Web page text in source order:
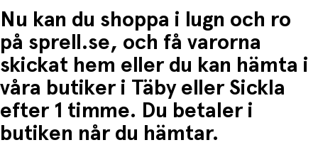
Nu kan du shoppa i lugn och ro
på sprell.se, och få varorna
skickat hem eller du kan hämta i
våra butiker i Täby eller Sickla
efter 1 timme. Du betaler i
butiken når du hämtar.